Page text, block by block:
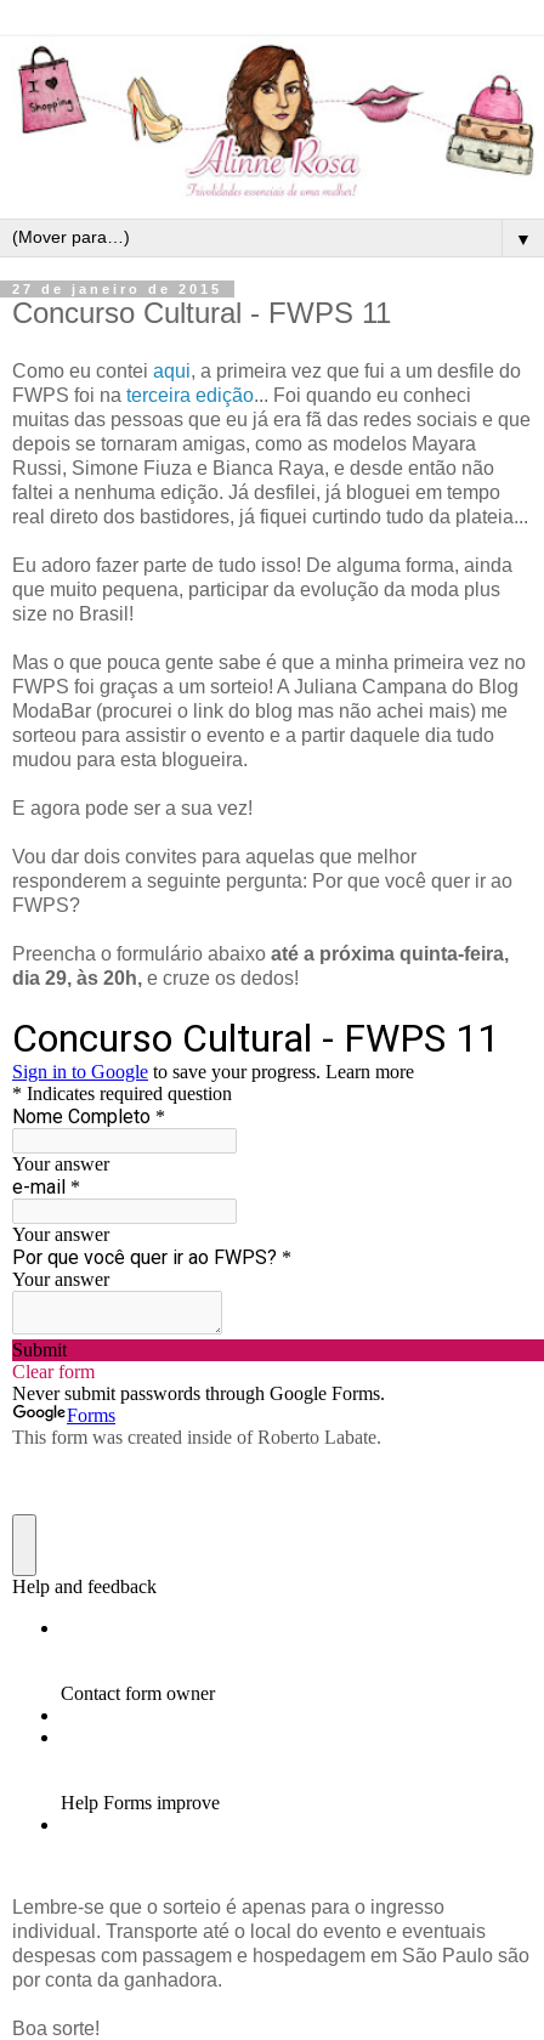
▼
27 de janeiro de 2015
Concurso Cultural - FWPS 11
Como eu contei aqui, a primeira vez que fui a um desfile do
FWPS foi na terceira edição... Foi quando eu conheci
muitas das pessoas que eu já era fã das redes sociais e que
depois se tornaram amigas, como as modelos Mayara
Russi, Simone Fiuza e Bianca Raya, e desde então não
faltei a nenhuma edição. Já desfilei, já bloguei em tempo
real direto dos bastidores, já fiquei curtindo tudo da plateia...
Eu adoro fazer parte de tudo isso! De alguma forma, ainda
que muito pequena, participar da evolução da moda plus
size no Brasil!
Mas o que pouca gente sabe é que a minha primeira vez no
FWPS foi graças a um sorteio! A Juliana Campana do Blog
ModaBar (procurei o link do blog mas não achei mais) me
sorteou para assistir o evento e a partir daquele dia tudo
mudou para esta blogueira.
E agora pode ser a sua vez!
Vou dar dois convites para aquelas que melhor
responderem a seguinte pergunta: Por que você quer ir ao
FWPS?
Preencha o formulário abaixo até a próxima quinta-feira,
dia 29, às 20h, e cruze os dedos!
Lembre-se que o sorteio é apenas para o ingresso
individual. Transporte até o local do evento e eventuais
despesas com passagem e hospedagem em São Paulo são
por conta da ganhadora.
Boa sorte!